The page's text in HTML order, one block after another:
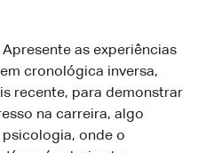
Apresente as experiências
cronológica inversa,
recente, para demonstrar
na carreira, algo
psicologia, onde o